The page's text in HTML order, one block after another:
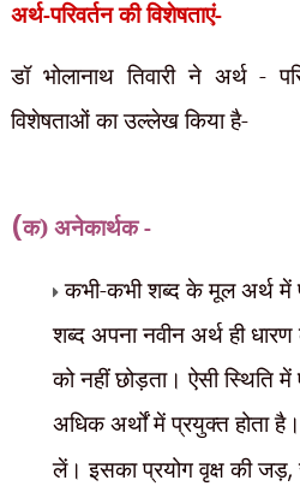
अर्थ-परिवर्तन की विशेषताएं-
डॉ भोलानाथ तिवारी ने अर्थ -
विशेषताओं का उल्लेख किया है-
(क) अनेकार्थक -
कभी-कभी शब्द के मूल अर्थ में
शब्द अपना नवीन अर्थ ही
को नहीं छोड़ता। ऐसी स्थिति
अधिक अर्थों में प्रयुक्त होता
लें। इसका प्रयोग वृक्ष की जड़,